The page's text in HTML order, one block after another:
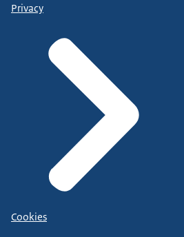
Privacy
Cookies